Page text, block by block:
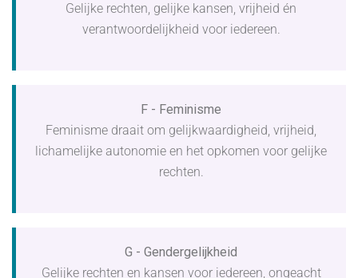
Gelijke rechten, gelijke kansen, vrijheid én
verantwoordelijkheid voor iedereen.
F - Feminisme
Feminisme draait om gelijkwaardigheid, vrijheid,
lichamelijke autonomie en het opkomen voor gelijke
rechten.
G - Gendergelijkheid
Gelijke rechten en kansen voor iedereen, ongeacht